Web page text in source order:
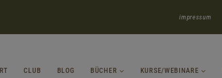
impressum
CLUB BLOG BÜCHER KURSE/WEBINARE